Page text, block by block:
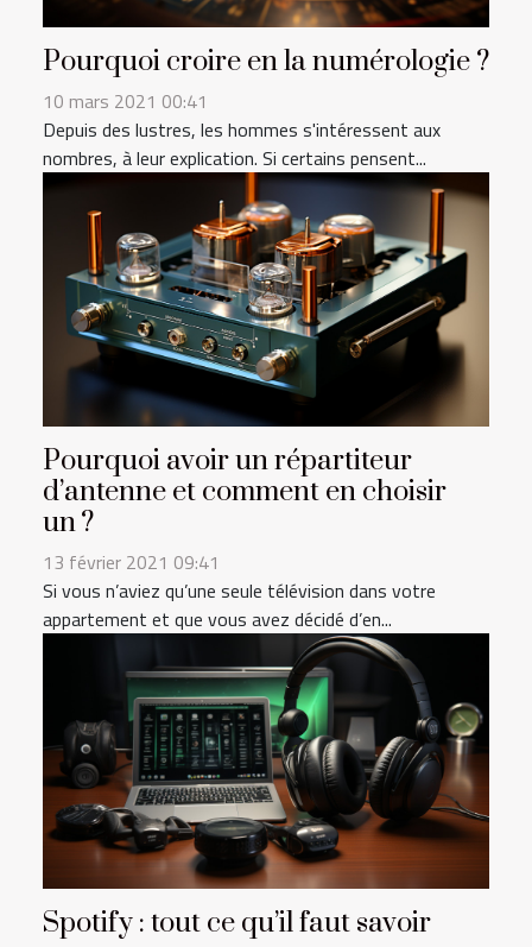
Pourquoi croire en la numérologie ?
10 mars 2021 00:41
Depuis des lustres, les hommes s'intéressent aux
nombres, à leur explication. Si certains pensent...
Pourquoi avoir un répartiteur
d’antenne et comment en choisir
un ?
13 février 2021 09:41
Si vous n’aviez qu’une seule télévision dans votre
appartement et que vous avez décidé d’en...
Spotify : tout ce qu’il faut savoir